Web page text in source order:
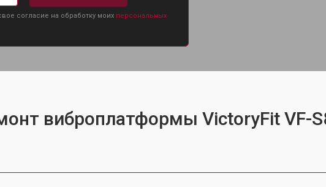
согласие на обработку моих персональных
виброплатформы VictoryFit VF-